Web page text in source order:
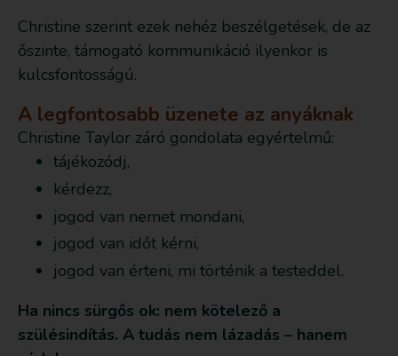
Christine szerint ezek nehéz beszélgetések, de az
őszinte, támogató kommunikáció ilyenkor is
kulcsfontosságú.
A legfontosabb üzenete az anyáknak
Christine Taylor záró gondolata egyértelmű:
tájékozódj,
kérdezz,
jogod van nemet mondani,
jogod van időt kérni,
jogod van érteni, mi történik a testeddel.
Ha nincs sürgős ok: nem kötelező a
szülésindítás. A tudás nem lázadás – hanem